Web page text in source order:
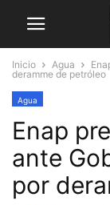
Inicio Agua
deramme de petróleo
Agua
Enap
ante
por